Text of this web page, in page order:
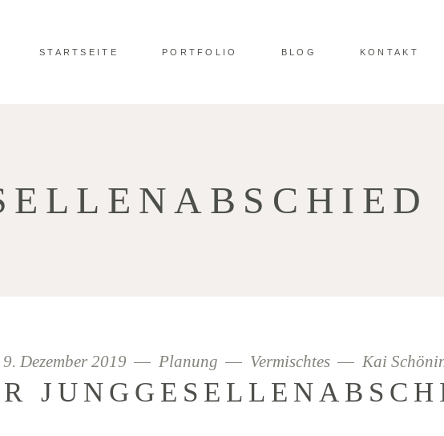
STARTSEITE PORTFOLIO BLOG KONTAKT
9. Dezember 2019 Planung Vermischtes Kai